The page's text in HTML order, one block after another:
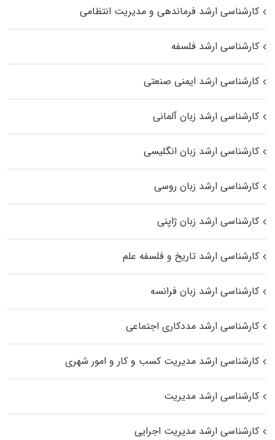
کارشناسی ارشد فرماندهی و مدیریت انتظامی
کارشناسی ارشد فلسفه
کارشناسی ارشد ایمنی صنعتی
کارشناسی ارشد زبان آلمانی
کارشناسی ارشد زبان انگلیسی
کارشناسی ارشد زبان روسی
کارشناسی ارشد زبان ژاپنی
کارشناسی ارشد تاریخ و فلسفه علم
کارشناسی ارشد زبان فرانسه
کارشناسی ارشد مددکاری اجتماعی
کارشناسی ارشد مدیریت کسب و کار و امور شهری
کارشناسی ارشد مدیریت
کارشناسی ارشد مدیریت اجرایی